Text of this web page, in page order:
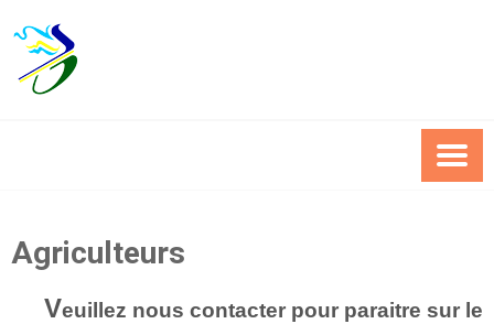
to
content
Agriculteurs
Veuillez nous contacter pour paraitre sur le